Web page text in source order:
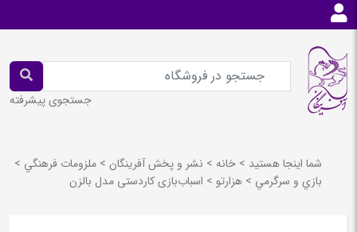
جستجوی پیشرفته
شما اینجا هستید > خانه > نشر و پخش آفرينگان > ملزومات فرهنگي >
بازي و سرگرمي > هزارتو > اسباب‌بازی کاردستی مدل بالزن